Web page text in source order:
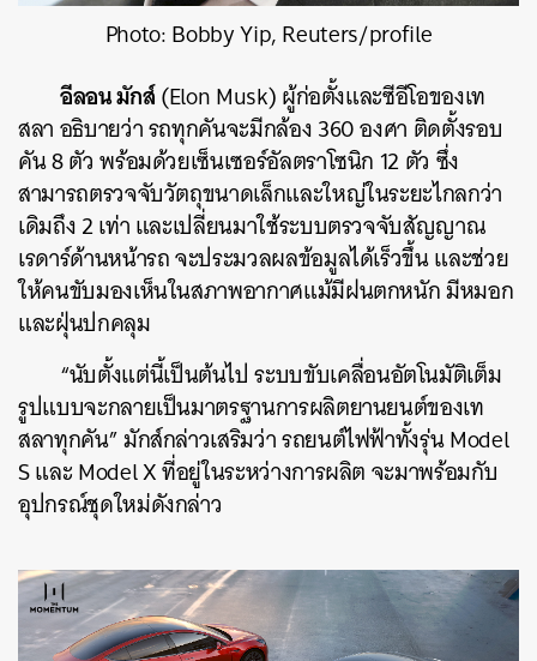
Photo: Bobby Yip, Reuters/profile
อีลอน มักส์(Elon Musk) ผู้ก่อตั้งและซีอีโอของเท
สลา อธิบายว่า รถทุกคันจะมีกล้อง 360 องศา ติดตั้งรอบ
คัน 8 ตัว พร้อมด้วยเซ็นเซอร์อัลตราโซนิก 12 ตัว ซึ่ง
สามารถตรวจจับวัตถุขนาดเล็กและใหญ่ในระยะไกลกว่า
เดิมถึง 2 เท่า และเปลี่ยนมาใช้ระบบตรวจจับสัญญาณ
เรดาร์ด้านหน้ารถ จะประมวลผลข้อมูลได้เร็วขึ้น และช่วย
ให้คนขับมองเห็นในสภาพอากาศแม้มีฝนตกหนัก มีหมอก
และฝุ่นปกคลุม
“นับตั้งแต่นี้เป็นต้นไป ระบบขับเคลื่อนอัตโนมัติเต็ม
รูปแบบจะกลายเป็นมาตรฐานการผลิตยานยนต์ของเท
สลาทุกคัน” มักส์กล่าวเสริมว่า รถยนต์ไฟฟ้าทั้งรุ่น Model
S และ Model X ที่อยู่ในระหว่างการผลิต จะมาพร้อมกับ
อุปกรณ์ชุดใหม่ดังกล่าว